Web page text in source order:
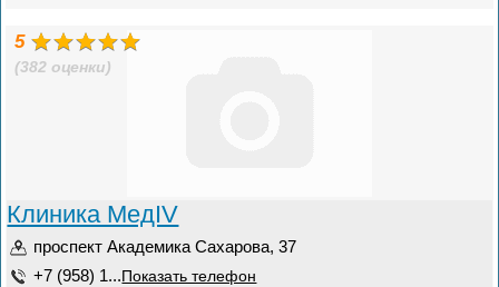
5
(382 оценки)
Клиника MeдIV
проспект Академика Сахарова, 37
+7 (958) 1... Показать телефон